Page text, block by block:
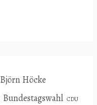
Björn Höcke
Bundestagswahl CDU